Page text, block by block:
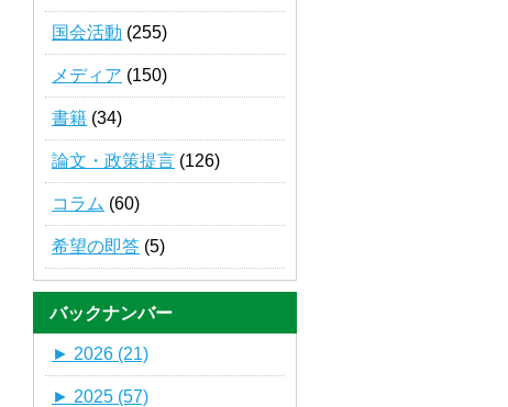
国会活動 (255)
メディア (150)
書籍 (34)
論文・政策提言 (126)
コラム (60)
希望の即答 (5)
バックナンバー
► 2026 (21)
► 2025 (57)